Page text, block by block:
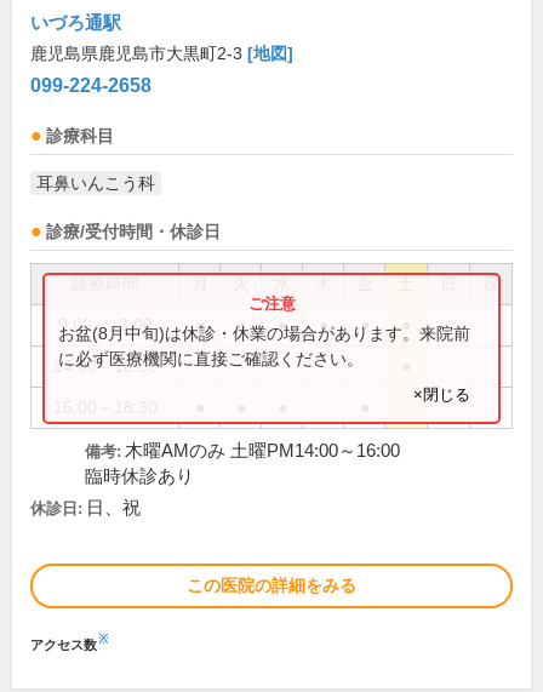
いづろ通駅
鹿児島県鹿児島市大黒町2-3 [地図]
099-224-2658
診療科目
耳鼻いんこう科
診療/受付時間・休診日
祝
9:00～13:00 ● ● ● ● ●
14:00～16:00
お盆(8月中旬)は休診・休業の場合があります。来院前
に必ず医療機関に直接ご確認ください。
×閉じる
備考: 木曜AMのみ 土曜PM14:00～16:00
臨時休診あり
休診日: 日、祝
この医院の詳細をみる
アクセス数※